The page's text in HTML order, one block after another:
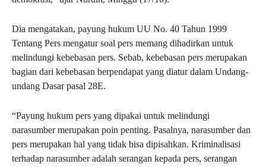
Dia mengatakan, payung hukum UU No. 40 Tahun 1999
Tentang Pers mengatur soal pers memang dihadirkan untuk
melindungi kebebasan pers. Sebab, kebebasan pers merupakan
bagian dari kebebasan berpendapat yang diatur dalam Undang-
undang Dasar pasal 28E.
“Payung hukum pers yang dipakai untuk melindungi
narasumber merupakan poin penting. Pasalnya, narasumber dan
pers merupakan hal yang tidak bisa dipisahkan. Kriminalisasi
terhadap narasumber adalah serangan kepada pers, serangan